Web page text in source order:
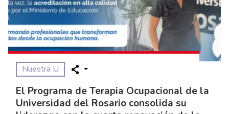
Nuestra U
El Programa de Terapia Ocupacional de la
Universidad del Rosario consolida su